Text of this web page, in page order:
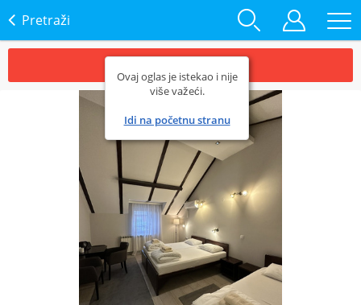
Pretraži
Ovaj oglas je istekao i nije
više važeći.
Idi na početnu stranu